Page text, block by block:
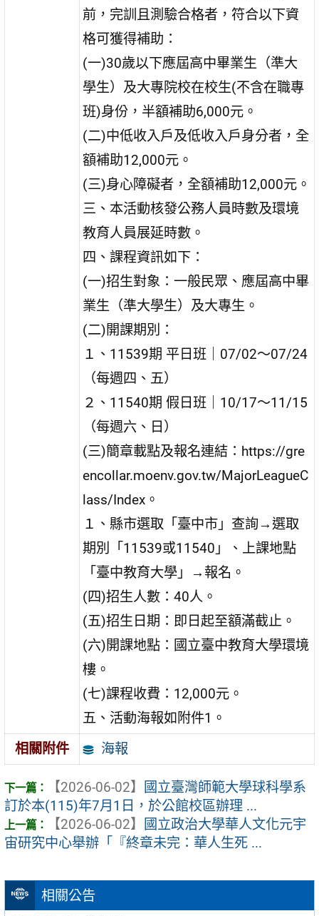
相關公告
前，完訓且測驗合格者，符合以下資
格可獲得補助：
(一)30歲以下應屆高中畢業生（準大
學生）及大專院校在校生(不含在職專
班)身份，半額補助6,000元。
(二)中低收入戶及低收入戶身分者，全
額補助12,000元。
(三)身心障礙者，全額補助12,000元。
三、本活動核發公務人員時數及環境
教育人員展延時數。
四、課程資訊如下：
(一)招生對象：一般民眾、應屆高中畢
業生（準大學生）及大專生。
(二)開課期別：
１、11539期 平日班｜07/02～07/24
（每週四、五）
２、11540期 假日班｜10/17～11/15
（每週六、日）
(三)簡章載點及報名連結：https://gre
encollar.moenv.gov.tw/MajorLeagueC
lass/Index。
１、縣市選取「臺中市」查詢→選取
期別「11539或11540」、上課地點
「臺中教育大學」→報名。
(四)招生人數：40人。
(五)招生日期：即日起至額滿截止。
(六)開課地點：國立臺中教育大學環境
樓。
(七)課程收費：12,000元。
五、活動海報如附件1。
相關附件
海報
【2026-06-02】
國立臺灣師範大學球科學系
訂於本(115)年7月1日，於公館校區辦理 ...
【2026-06-02】
國立政治大學華人文化元宇
宙研究中心舉辦「『終章未完：華人生死 ...